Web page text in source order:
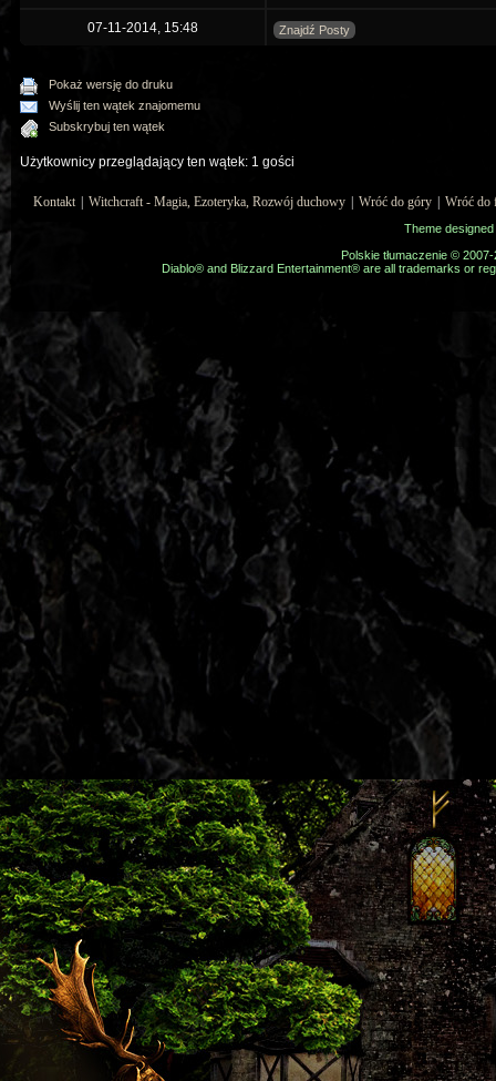
07-11-2014, 15:48 Znajdź Posty
Pokaż wersję do druku
Wyślij ten wątek znajomemu
Subskrybuj ten wątek
Użytkownicy przeglądający ten wątek: 1 gości
Kontakt Witchcraft - Magia, Ezoteryka, Rozwój duchowy Wróć do góry Wróć do
Theme
Polskie tłumaczenie ©
Diablo® and Blizzard Entertainment® are all trademarks or